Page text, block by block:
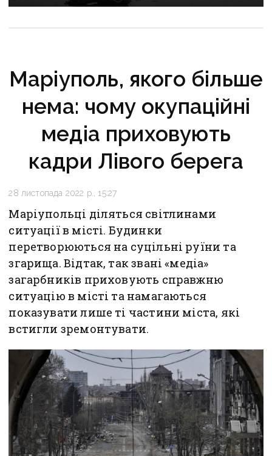
критично зруйнована
Маріуполь, якого більше
нема: чому окупаційні
медіа приховують
кадри Лівого берега
28 листопада 2022 р., 15:27
Маріупольці діляться світлинами
ситуації в місті. Будинки
перетворюються на суцільні руїни та
згарища. Відтак, так звані «медіа»
загарбників приховують справжню
ситуацію в місті та намагаються
показувати лише ті частини міста, які
встигли зремонтувати.